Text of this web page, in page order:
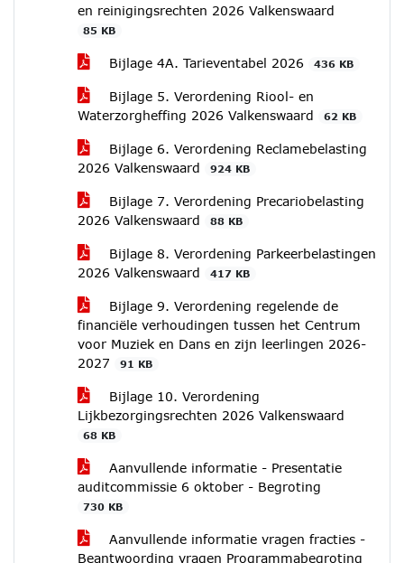
en reinigingsrechten 2026 Valkenswaard
85 KB
Bijlage 4A. Tarieventabel 2026 436 KB
Bijlage 5. Verordening Riool- en
Waterzorgheffing 2026 Valkenswaard
62 KB
Bijlage 6. Verordening Reclamebelasting
2026 Valkenswaard
924 KB
Bijlage 7. Verordening Precariobelasting
2026 Valkenswaard
88 KB
Bijlage 8. Verordening Parkeerbelastingen
2026 Valkenswaard
417 KB
Bijlage 9. Verordening regelende de
financiële verhoudingen tussen het Centrum
voor Muziek en Dans en zijn leerlingen 2026-
2027
91 KB
Bijlage 10. Verordening
Lijkbezorgingsrechten 2026 Valkenswaard
68 KB
Aanvullende informatie - Presentatie
auditcommissie 6 oktober - Begroting
730 KB
Aanvullende informatie vragen fracties -
Beantwoording vragen Programmabegroting